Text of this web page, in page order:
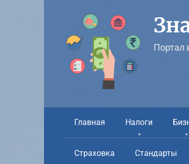
Портал
Главная Налоги
Страховка Стандарты